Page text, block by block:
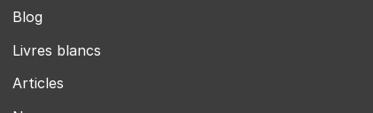
Blog
Livres blancs
Articles